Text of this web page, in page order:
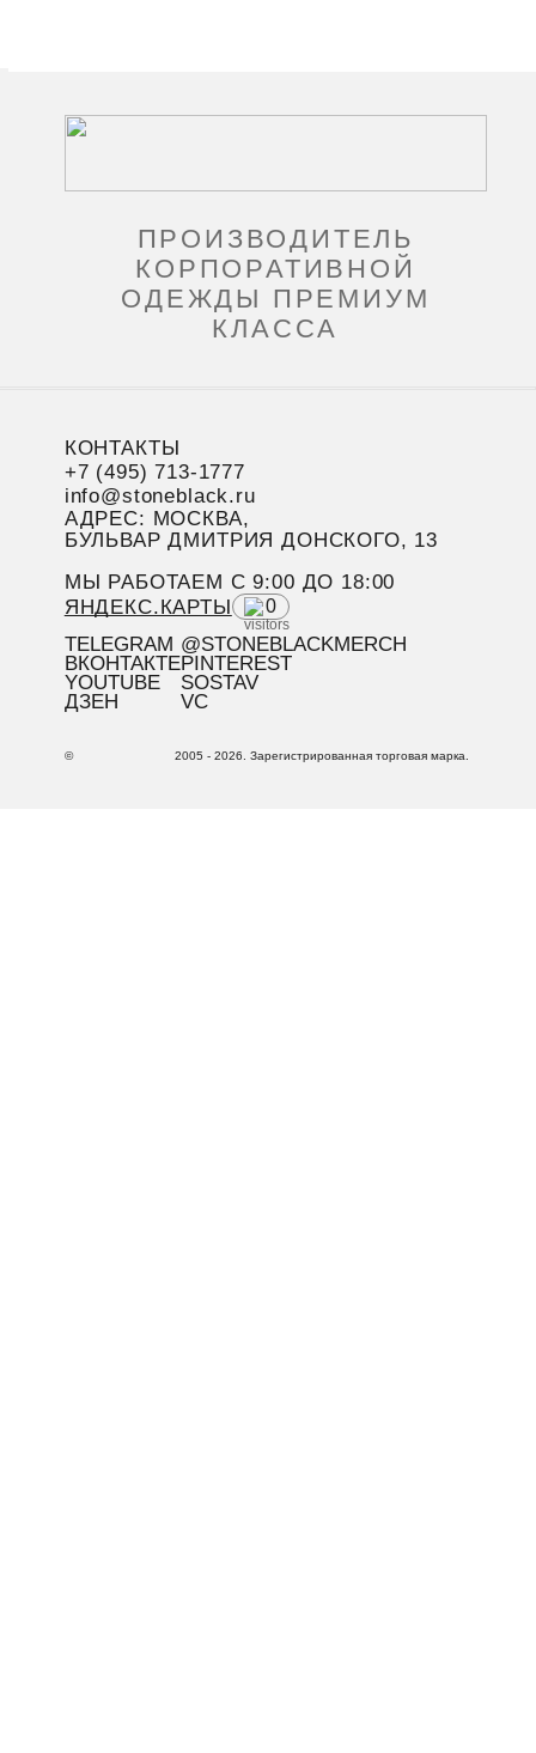
ПРОИЗВОДИТЕЛЬ
КОРПОРАТИВНОЙ
ОДЕЖДЫ ПРЕМИУМ
КЛАССА
КОНТАКТЫ
+7 (495) 713-1777
info@stoneblack.ru
АДРЕС: МОСКВА,
БУЛЬВАР ДМИТРИЯ ДОНСКОГО, 13
МЫ РАБОТАЕМ C 9:00 ДО 18:00
ЯНДЕКС.КАРТЫ
0
TELEGRAM
ВКОНТАКТЕ
YOUTUBE
ДЗЕН
@STONEBLACKMERCH
PINTEREST
SOSTAV
VC
© 2005 - 2026. Зарегистрированная торговая марка.